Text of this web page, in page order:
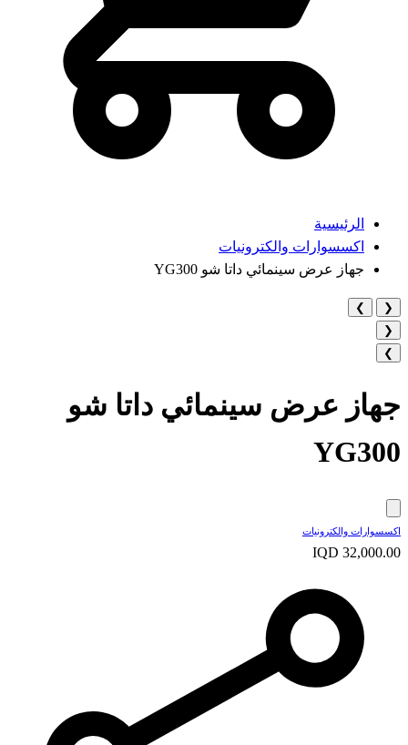
الرئيسية
اكسسوارات والكترونيات
جهاز عرض سينمائي داتا شو YG300
❮
❯
❮
❯
جهاز عرض سينمائي داتا شو
YG300
اكسسوارات والكترونيات
IQD 32,000.00